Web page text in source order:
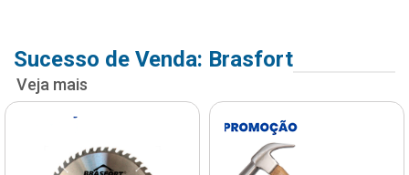
Sucesso de Venda: Brasfort
Veja mais